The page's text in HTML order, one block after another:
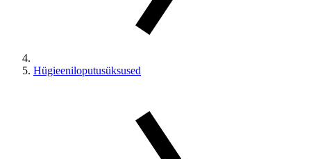
Hügieeniloputusüksused